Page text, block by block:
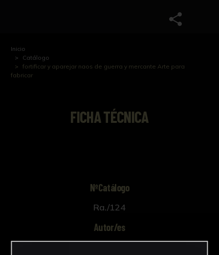
Inicio
Catálogo
fortificar y aparejar naos de guerra y mercante Arte para
fabricar
FICHA TÉCNICA
NºCatálogo
Ra./124
Autor/es